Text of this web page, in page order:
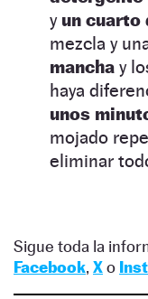
y un cuarto
mezcla y
mancha y
haya
unos
mojado
eliminar
Sigue toda la
Facebook, Xo